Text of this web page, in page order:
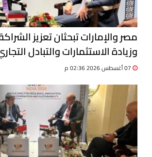
مصر والإمارات تبحثان تعزيز
وزيادة الاستثمارات والتبادل